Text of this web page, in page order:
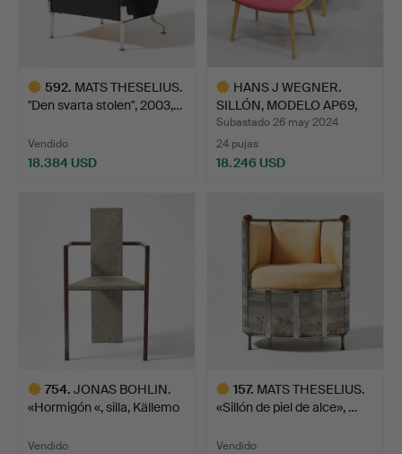
592. MATS THESELIUS.
"Den svarta stolen", 2003,…
Vendido
18.384 USD
seleccionado
HANS J WEGNER.
SILLÓN, MODELO AP69,
«NEW P…
Subastado 26 may 2024
24 pujas
18.246 USD
754. JONAS BOHLIN.
«Hormigón «, silla, Källemo
Vendido
157. MATS THESELIUS.
«Sillón de piel de alce», …
Vendido